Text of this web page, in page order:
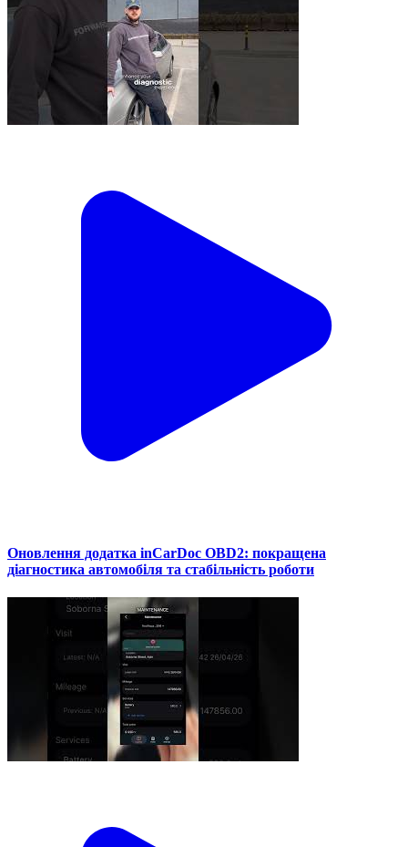
Оновлення додатка inCarDoc OBD2: покращена
діагностика автомобіля та стабільність роботи